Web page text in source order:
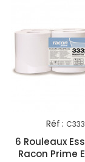
Réf :
6 Rouleaux
Racon Prime